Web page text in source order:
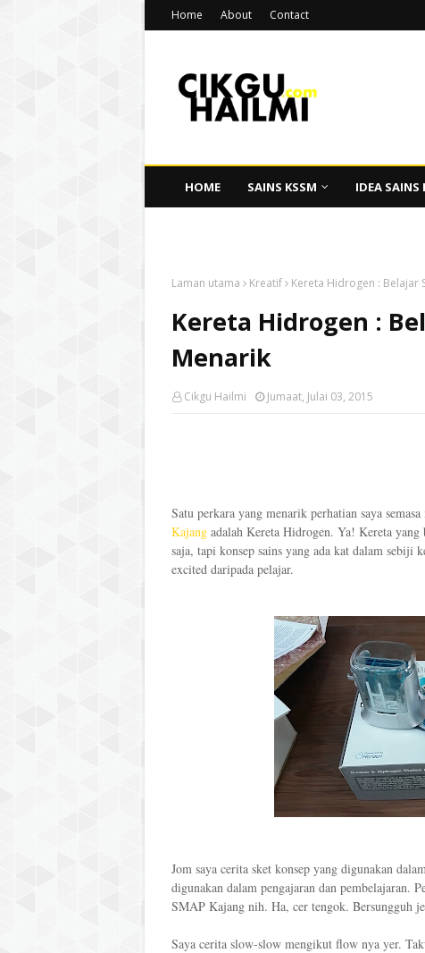
Home About Contact
HOME SAINS KSSM IDEA SAINS
Laman utama Kreatif Kereta Hidrogen : Belajar
Kereta Hidrogen :
Menarik
Cikgu Hailmi Jumaat, Julai 03, 2015
Satu perkara yang menarik perhatian saya semasa
Kajang adalah Kereta Hidrogen. Ya! Kereta yang
saja, tapi konsep sains yang ada kat dalam
excited daripada pelajar.
Jom saya cerita sket konsep yang digunakan
digunakan dalam pengajaran dan pembelajaran.
SMAP Kajang nih. Ha, cer tengok. Bersungguh
Saya cerita slow-slow mengikut flow nya yer.